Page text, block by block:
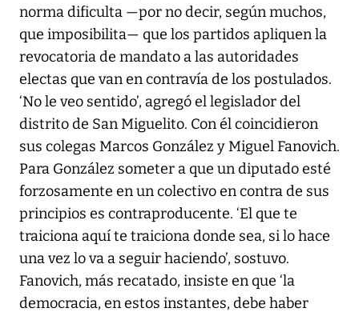
norma dificulta —por no decir, según muchos,
que imposibilita— que los partidos apliquen la
revocatoria de mandato a las autoridades
electas que van en contravía de los postulados.
‘No le veo sentido’, agregó el legislador del
distrito de San Miguelito. Con él coincidieron
sus colegas Marcos González y Miguel Fanovich.
Para González someter a que un diputado esté
forzosamente en un colectivo en contra de sus
principios es contraproducente. ‘El que te
traiciona aquí te traiciona donde sea, si lo hace
una vez lo va a seguir haciendo’, sostuvo.
Fanovich, más recatado, insiste en que ‘la
democracia, en estos instantes, debe haber